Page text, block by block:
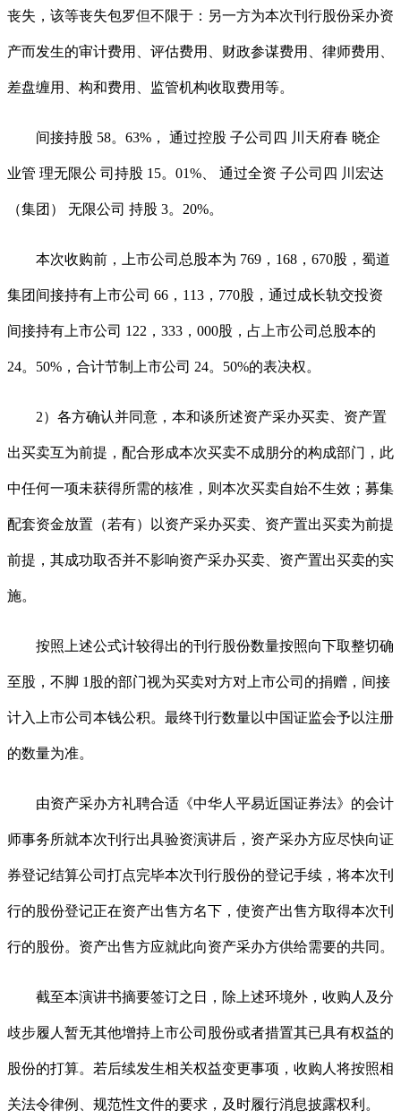
丧失，该等丧失包罗但不限于：另一方为本次刊行股份采办资
产而发生的审计费用、评估费用、财政参谋费用、律师费用、
差盘缠用、构和费用、监管机构收取费用等。
间接持股 58。63%， 通过控股 子公司四 川天府春 晓企
业管 理无限公 司持股 15。01%、 通过全资 子公司四 川宏达
（集团） 无限公司 持股 3。20%。
本次收购前，上市公司总股本为 769，168，670股，蜀道
集团间接持有上市公司 66，113，770股，通过成长轨交投资
间接持有上市公司 122，333，000股，占上市公司总股本的
24。50%，合计节制上市公司 24。50%的表决权。
2）各方确认并同意，本和谈所述资产采办买卖、资产置
出买卖互为前提，配合形成本次买卖不成朋分的构成部门，此
中任何一项未获得所需的核准，则本次买卖自始不生效；募集
配套资金放置（若有）以资产采办买卖、资产置出买卖为前提
前提，其成功取否并不影响资产采办买卖、资产置出买卖的实
施。
按照上述公式计较得出的刊行股份数量按照向下取整切确
至股，不脚 1股的部门视为买卖对方对上市公司的捐赠，间接
计入上市公司本钱公积。最终刊行数量以中国证监会予以注册
的数量为准。
由资产采办方礼聘合适《中华人平易近国证券法》的会计
师事务所就本次刊行出具验资演讲后，资产采办方应尽快向证
券登记结算公司打点完毕本次刊行股份的登记手续，将本次刊
行的股份登记正在资产出售方名下，使资产出售方取得本次刊
行的股份。资产出售方应就此向资产采办方供给需要的共同。
截至本演讲书摘要签订之日，除上述环境外，收购人及分
歧步履人暂无其他增持上市公司股份或者措置其已具有权益的
股份的打算。若后续发生相关权益变更事项，收购人将按照相
关法令律例、规范性文件的要求，及时履行消息披露权利。